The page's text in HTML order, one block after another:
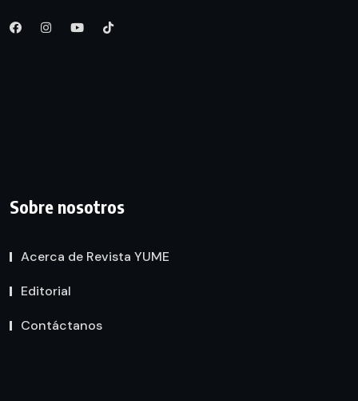
Sobre nosotros
Acerca de Revista YUME
Editorial
Contáctanos